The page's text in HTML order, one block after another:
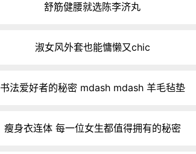
舒筋健腰就选陈李济丸
淑女风外套也能慵懒又chic
书法爱好者的秘密 mdash mdash 羊毛毡垫
瘦身衣连体 每一位女生都值得拥有的秘密